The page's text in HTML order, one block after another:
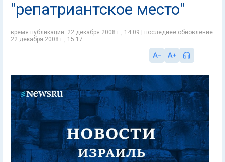
"репатриантское место"
время публикации: 22 декабря 2008 г., 14:09 | последнее обновление:
22 декабря 2008 г., 15:17